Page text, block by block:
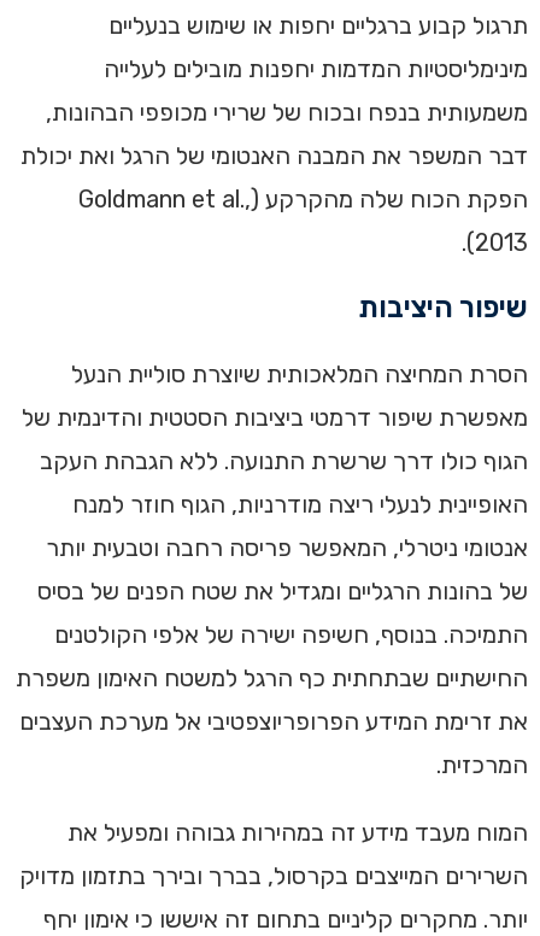
תרגול קבוע ברגליים יחפות או שימוש בנעליים
מינימליסטיות המדמות יחפנות מובילים לעלייה
משמעותית בנפח ובכוח של שרירי מכופפי הבהונות,
דבר המשפר את המבנה האנטומי של הרגל ואת יכולת
הפקת הכוח שלה מהקרקע (Goldmann et al.,
2013).
שיפור היציבות
הסרת המחיצה המלאכותית שיוצרת סוליית הנעל
מאפשרת שיפור דרמטי ביציבות הסטטית והדינמית של
הגוף כולו דרך שרשרת התנועה. ללא הגבהת העקב
האופיינית לנעלי ריצה מודרניות, הגוף חוזר למנח
אנטומי ניטרלי, המאפשר פריסה רחבה וטבעית יותר
של בהונות הרגליים ומגדיל את שטח הפנים של בסיס
התמיכה. בנוסף, חשיפה ישירה של אלפי הקולטנים
החישתיים שבתחתית כף הרגל למשטח האימון משפרת
את זרימת המידע הפרופריוצפטיבי אל מערכת העצבים
המרכזית.
המוח מעבד מידע זה במהירות גבוהה ומפעיל את
השרירים המייצבים בקרסול, בברך ובירך בתזמון מדויק
יותר. מחקרים קליניים בתחום זה איששו כי אימון יחף